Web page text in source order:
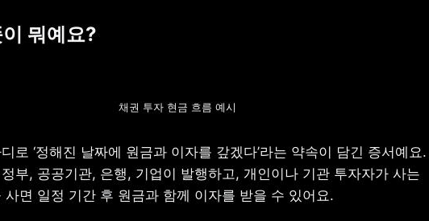
뭐예요?
채권 투자 현금 흐름 예시
로 ‘정해진 날짜에 원금과 이자를 갚겠다’라는 약속이 담긴 증서예요.
부, 공공기관, 은행, 기업이 발행하고, 개인이나 기관 투자자가 사는
사면 일정 기간 후 원금과 함께 이자를 받을 수 있어요.